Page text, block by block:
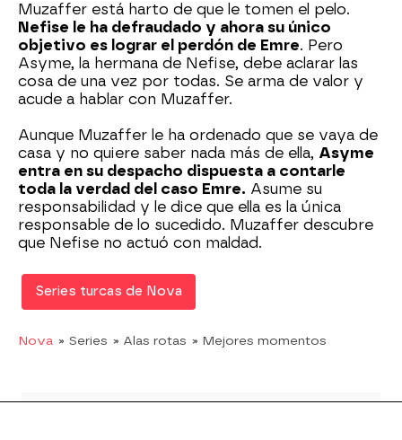
Muzaffer está harto de que le tomen el pelo.
Nefise le ha defraudado y ahora su único
objetivo es lograr el perdón de Emre. Pero
Asyme, la hermana de Nefise, debe aclarar las
cosa de una vez por todas. Se arma de valor y
acude a hablar con Muzaffer.
Aunque Muzaffer le ha ordenado que se vaya de
casa y no quiere saber nada más de ella, Asyme
entra en su despacho dispuesta a contarle
toda la verdad del caso Emre. Asume su
responsabilidad y le dice que ella es la única
responsable de lo sucedido. Muzaffer descubre
que Nefise no actuó con maldad.
Series turcas de Nova
Nova » Series » Alas rotas » Mejores momentos